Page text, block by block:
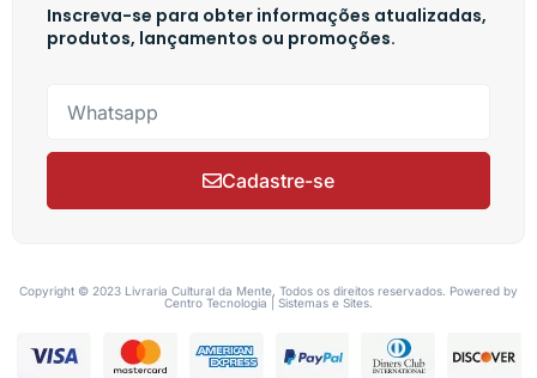
Inscreva-se para obter informações atualizadas,
produtos, lançamentos ou promoções.
Cadastre-se
Copyright © 2023 Livraria Cultural da Mente, Todos os direitos reservados. Powered by
Centro Tecnologia | Sistemas e Sites.